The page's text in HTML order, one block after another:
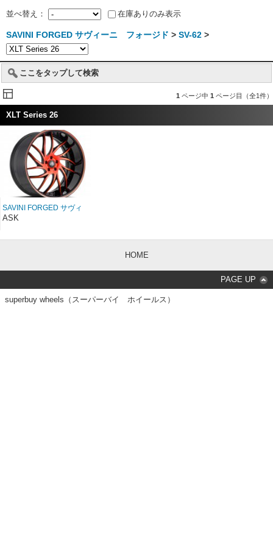
並べ替え： 在庫ありのみ表示
SAVINI FORGED サヴィーニ フォージド > SV-62 >
ここをタップして検索
1 ページ中 1 ページ目（全1件）
XLT Series 26
SAVINI FORGED サヴィ
ーニ フォージド XLT
ASK
HOME
PAGE UP
superbuy wheels（スーパーバイ ホイールス）